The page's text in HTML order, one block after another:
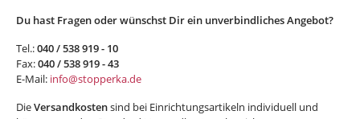
Du hast Fragen oder wünschst Dir ein unverbindliches Angebot?
Tel.:040 / 538 919 - 10
Fax:040 / 538 919 - 43
E-Mail: info@stopperka.de
DieVersandkostensind bei Einrichtungsartikeln individuell und